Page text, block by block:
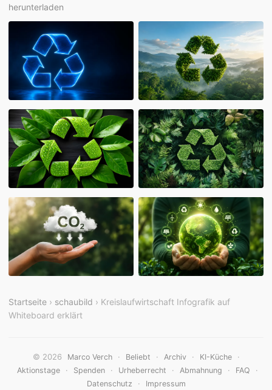
herunterladen
Startseite › schaubild › Kreislaufwirtschaft Infografik auf
Whiteboard erklärt
© 2026 Marco Verch · Beliebt · Archiv · KI-Küche ·
Aktionstage · Spenden · Urheberrecht · Abmahnung · FAQ ·
Datenschutz · Impressum